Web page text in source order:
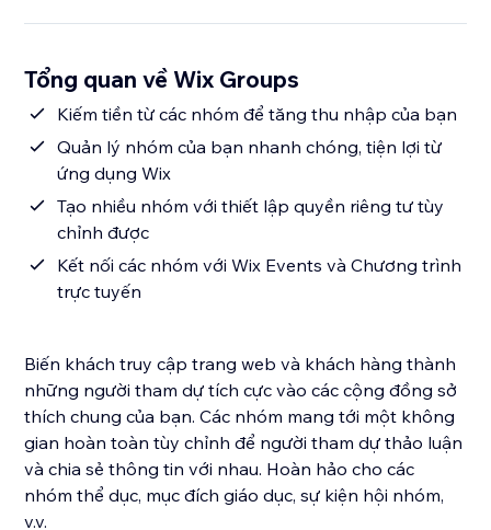
Tổng quan về Wix Groups
Kiếm tiền từ các nhóm để tăng thu nhập của bạn
Quản lý nhóm của bạn nhanh chóng, tiện lợi từ
ứng dụng Wix
Tạo nhiều nhóm với thiết lập quyền riêng tư tùy
chỉnh được
Kết nối các nhóm với Wix Events và Chương trình
trực tuyến
Biến khách truy cập trang web và khách hàng thành
những người tham dự tích cực vào các cộng đồng sở
thích chung của bạn. Các nhóm mang tới một không
gian hoàn toàn tùy chỉnh để người tham dự thảo luận
và chia sẻ thông tin với nhau. Hoàn hảo cho các
nhóm thể dục, mục đích giáo dục, sự kiện hội nhóm,
v.v.